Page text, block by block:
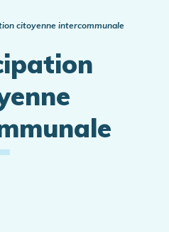
citoyenne intercommunale